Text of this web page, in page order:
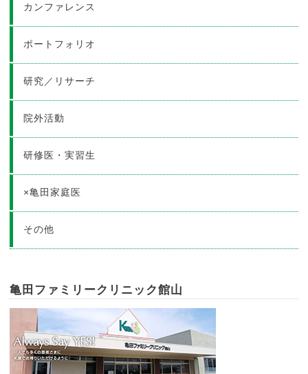
カンファレンス
ポートフォリオ
研究／リサーチ
院外活動
研修医・実習生
×亀田家庭医
その他
亀田ファミリークリニック館山